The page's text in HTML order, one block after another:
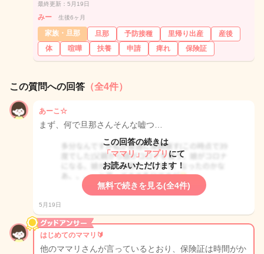
最終更新：5月19日
みー 生後6ヶ月
家族・旦那 旦那 予防接種 里帰り出産
産後
体
喧嘩 扶養 申請 痺れ 保険証
この質問への回答 （全4件）
あーこ☆
まず、何で旦那さんそんな嘘つ…
この回答の続きは
「ママリ」アプリ にて
お読みいただけます！
無料で続きを見る(全4件)
5月19日
はじめてのママリ🔰
他のママリさんが言っているとおり、保険証は時間がか